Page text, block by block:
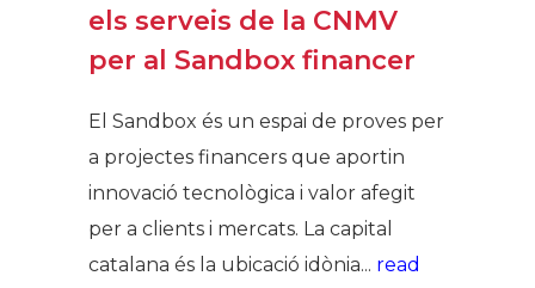
els serveis de la CNMV
per al Sandbox financer
El Sandbox és un espai de proves per
a projectes financers que aportin
innovació tecnològica i valor afegit
per a clients i mercats. La capital
catalana és la ubicació idònia... read